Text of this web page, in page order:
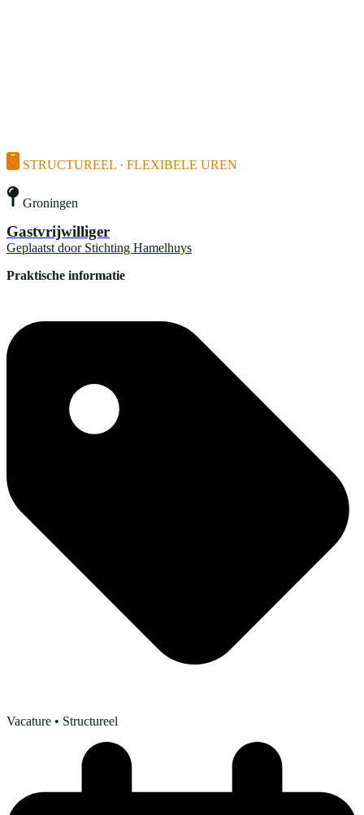
STRUCTUREEL · FLEXIBELE UREN
Groningen
Gastvrijwilliger
Geplaatst door Stichting Hamelhuys
Praktische informatie
Vacature • Structureel